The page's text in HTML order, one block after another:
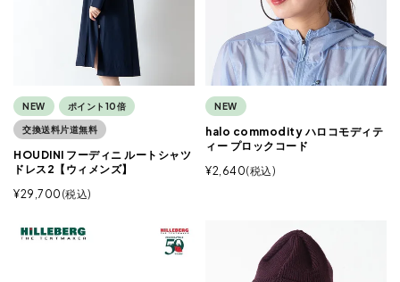
NEW ポイント10倍
交換送料片道無料
HOUDINI フーディニ ルートシャツ
ドレス2【ウィメンズ】
¥29,700 税込
NEW
halo commodity ハロコモディテ
ィー プロックコード
¥2,640 税込